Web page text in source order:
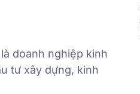
doanh nghiệp kinh
tư xây dựng, kinh